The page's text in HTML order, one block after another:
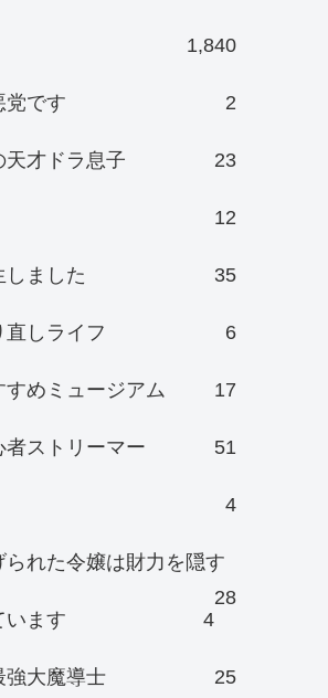
1,840
党です 2
才ドラ息子 23
12
ました 35
しライフ 6
めミュージアム 17
ストリーマー 51
4
れた令嬢は財力を隠す
28
います
4
強大魔導士 25